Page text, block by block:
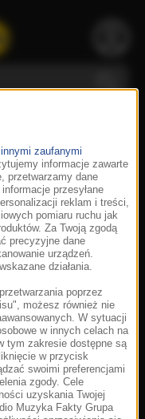
innymi zaufanymi
informacje zawarte
przetwarzamy dane
przesyłane
reklam i treści,
pomiaru ruchu jak
Za Twoją zgodą
precyzyjne dane
urządzeń.
działania.
poprzez
możesz również nie
W sytuacji
w innych celach na
tym zakresie dostępne są
w przycisk
swoimi preferencjami
zgody. Cele
uzyskania Twojej
Muzyka Fakty Grupa